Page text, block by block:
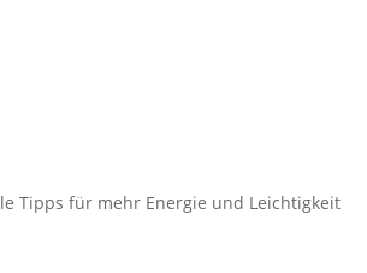
Tipps für mehr Energie und Leichtigkeit